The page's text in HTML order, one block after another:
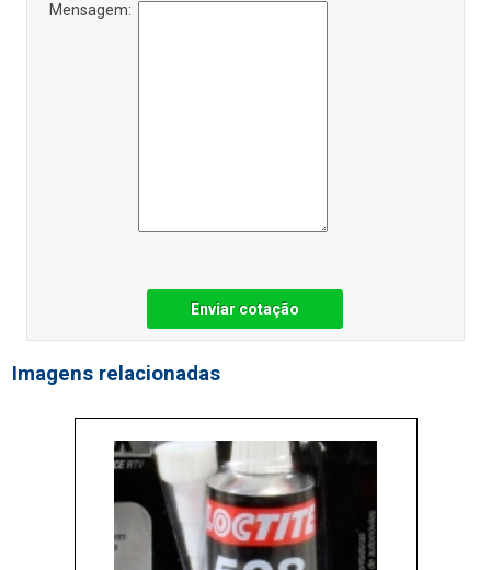
Mensagem:
Enviar cotação
Imagens relacionadas